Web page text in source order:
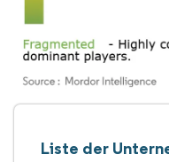
Liste der